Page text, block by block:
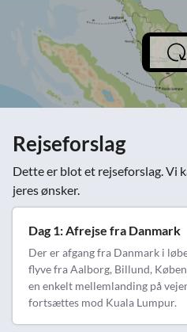
Rejseforslag
Dette er blot et rejseforslag. Vi
jeres ønsker.
Dag 1: Afrejse fra Danmark
Der er afgang fra Danmark i
flyve fra Aalborg, Billund,
en enkelt mellemlanding på
fortsættes mod Kuala Lumpur.